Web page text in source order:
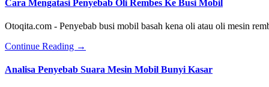
Cara Mengatasi Penyebab Oli Rembes Ke Busi Mobil
Otoqita.com - Penyebab busi mobil basah kena oli atau oli mesin
Continue Reading about
Mengatasi
→
Analisa Penyebab Suara Mesin Mobil Bunyi Kasar